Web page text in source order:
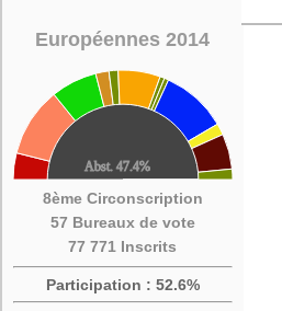
Européennes 2014
8ème Circonscription
57 Bureaux de vote
77 771 Inscrits
Participation : 52.6%